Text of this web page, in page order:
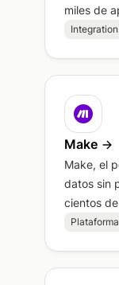
miles de
Make
Make, el
datos sin
cientos